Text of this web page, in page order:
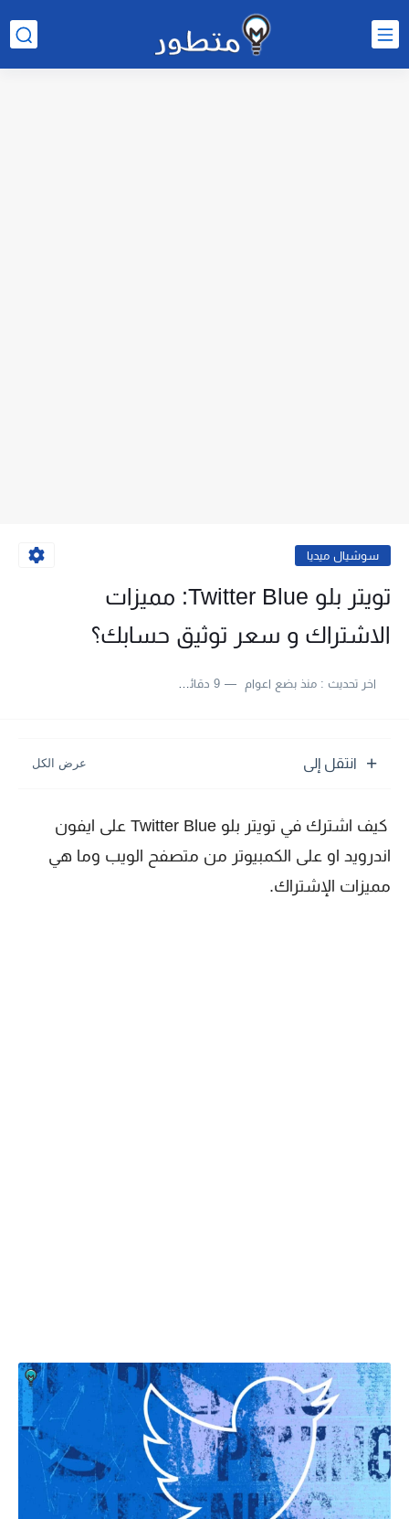
سوشيال ميديا
تويتر بلو Twitter Blue: مميزات
الاشتراك و سعر توثيق حسابك؟
اخر تحديث :منذ بضع اعوام 9 دقائق للقراءة
انتقل إلى
كيف اشترك في تويتر بلو Twitter Blue على ايفون
اندرويد او على الكمبيوتر من متصفح الويب وما هي
مميزات الإشتراك.